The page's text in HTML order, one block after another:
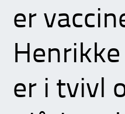
er
er i tvivl